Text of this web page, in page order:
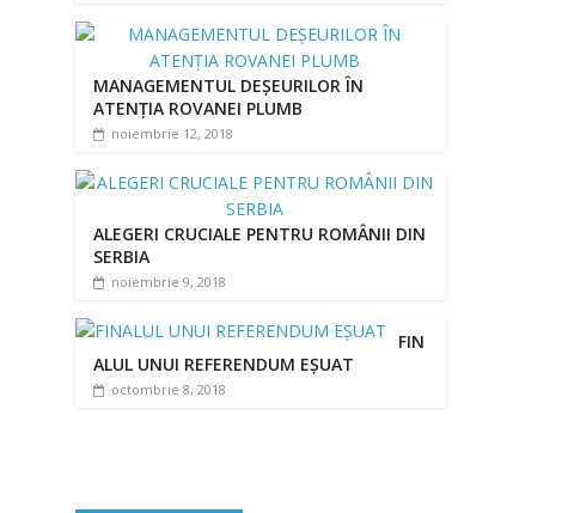
MANAGEMENTUL DEȘEURILOR ÎN
ATENȚIA ROVANEI PLUMB
noiembrie 12, 2018
ALEGERI CRUCIALE PENTRU ROMÂNII DIN
SERBIA
noiembrie 9, 2018
FIN
ALUL UNUI REFERENDUM EȘUAT
octombrie 8, 2018